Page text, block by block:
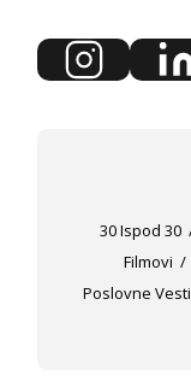
30 Ispod 30
Filmovi
Poslovne Vesti